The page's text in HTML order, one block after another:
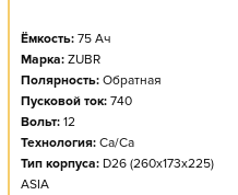
Ёмкость: 75Ач
Марка: ZUBR
Полярность: Обратная
Пусковой ток: 740
Вольт: 12
Технология: Ca/Ca
Тип корпуса: D26 (260x173x225)
ASIA